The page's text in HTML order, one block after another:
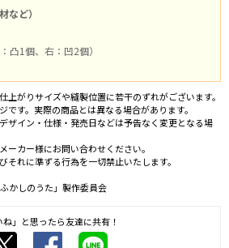
など）
凸1個、右：凹2個）
上がりサイズや縫製位置に若干のずれがございます。
です。実際の商品とは異なる場合があります。
ザイン・仕様・発売日などは予告なく変更となる場
ーカー様にお問い合わせください。
それに準ずる行為を一切禁止いたします。
かしのうた」製作委員会
ね」と思ったら友達に共有！